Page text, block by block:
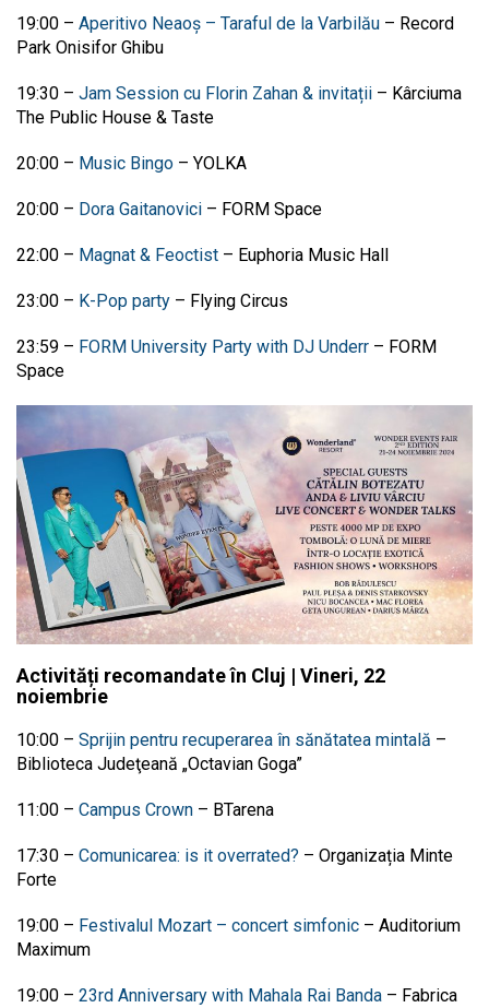
19:00 – Aperitivo Neaoș – Taraful de la Varbilău – Record
Park Onisifor Ghibu
19:30 – Jam Session cu Florin Zahan & invitații – Kârciuma
The Public House & Taste
20:00 – Music Bingo – YOLKA
20:00 – Dora Gaitanovici – FORM Space
22:00 – Magnat & Feoctist – Euphoria Music Hall
23:00 – K-Pop party – Flying Circus
23:59 – FORM University Party with DJ Underr – FORM
Space
Activități recomandate în Cluj | Vineri, 22
noiembrie
10:00 – Sprijin pentru recuperarea în sănătatea mintală –
Biblioteca Judeţeană „Octavian Goga”
11:00 – Campus Crown – BTarena
17:30 – Comunicarea: is it overrated? – Organizația Minte
Forte
19:00 – Festivalul Mozart – concert simfonic – Auditorium
Maximum
19:00 – 23rd Anniversary with Mahala Rai Banda – Fabrica